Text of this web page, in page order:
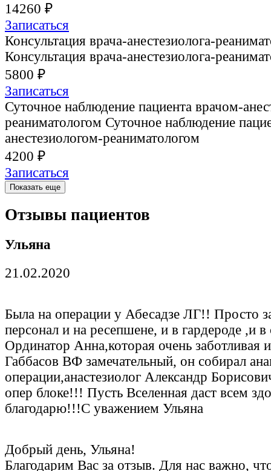
14260 ₽
Записаться
Консультация врача-анестезиолога-
Консультация врача-анестезиолога-
5800 ₽
Записаться
Суточное наблюдение пациента врачом-
реаниматологом Суточное наблюдение
анестезиологом-реаниматологом
4200 ₽
Записаться
Показать еще
Отзывы пациентов
Ульяна
21.02.2020
Была на операции у Абесадзе ЛГ!! Просто
персонал и на ресепшене, и в гардероде ,и
Ординатор Анна,которая очень заботливая
Габбасов ВФ замечательный, он собирал
операции,анастезиолог Александр
опер блоке!!! Пусть Вселенная даст всем
благодарю!!!С уважением Ульяна
Добрый день, Ульяна!
Благодарим Вас за отзыв. Для нас важно,